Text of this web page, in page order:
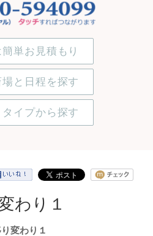
簡単お見積もり
と日程を探す
タイプから探す
わり１
変わり１